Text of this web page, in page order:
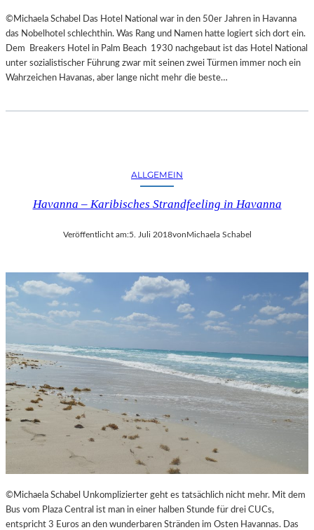
©Michaela Schabel Das Hotel National war in den 50er Jahren in Havanna
das Nobelhotel schlechthin. Was Rang und Namen hatte logiert sich dort ein.
Dem Breakers Hotel in Palm Beach 1930 nachgebaut ist das Hotel National
unter sozialistischer Führung zwar mit seinen zwei Türmen immer noch ein
Wahrzeichen Havanas, aber lange nicht mehr die beste…
ALLGEMEIN
Havanna – Karibisches Strandfeeling in Havanna
Veröffentlicht am:5. Juli 2018vonMichaela Schabel
©Michaela Schabel Unkomplizierter geht es tatsächlich nicht mehr. Mit dem
Bus vom Plaza Central ist man in einer halben Stunde für drei CUCs,
entspricht 3 Euros an den wunderbaren Stränden im Osten Havannas. Das